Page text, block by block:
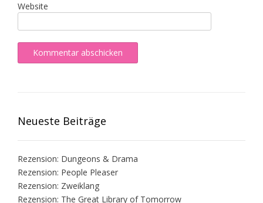
Website
Neueste Beiträge
Rezension: Dungeons & Drama
Rezension: People Pleaser
Rezension: Zweiklang
Rezension: The Great Library of Tomorrow